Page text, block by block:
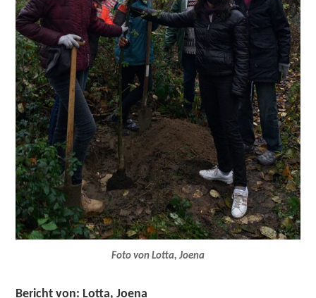
Foto von Lotta, Joena
Bericht von: Lotta, Joena